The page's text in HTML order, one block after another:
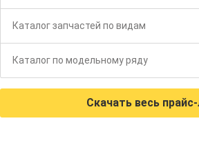
Каталог запчастей по видам
Каталог по модельному ряду
Скачать весь